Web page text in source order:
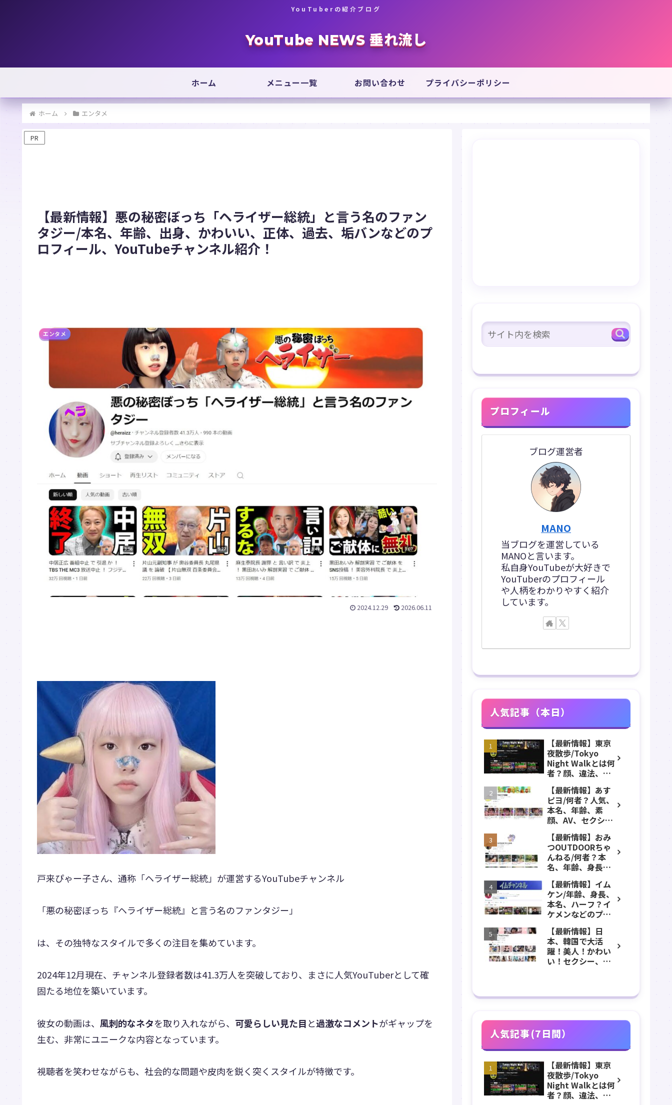
YouTuberの紹介ブログ
YouTube NEWS 垂れ流し
ホーム メニュー一覧 お問い合わせ プライバシーポリシー
ホーム エンタメ
PR
【最新情報】悪の秘密ぼっち「ヘライザー総統」と言う名のファン
タジー/本名、年齢、出身、かわいい、正体、過去、垢バンなどのプ
ロフィール、YouTubeチャンネル紹介！
エンタメ
2024.12.29 2026.06.11
戸来ぴゃー子さん、通称「ヘライザー総統」が運営するYouTubeチャンネル
「悪の秘密ぼっち『ヘライザー総統』と言う名のファンタジー」
は、その独特なスタイルで多くの注目を集めています。
2024年12月現在、チャンネル登録者数は41.3万人を突破しており、まさに人気YouTuberとして確
固たる地位を築いています。
彼女の動画は、 風刺的なネタを取り入れながら、 可愛らしい見た目と過激なコメントがギャップを
生む、非常にユニークな内容となっています。
視聴者を笑わせながらも、社会的な問題や皮肉を鋭く突くスタイルが特徴です。
プロフィール
ブログ運営者
MANO
当ブログを運営している
MANOと言います。
私自身YouTubeが大好きで
YouTuberのプロフィール
や人柄をわかりやすく紹介
しています。
人気記事（本日）
【最新情報】東京
夜散歩/Tokyo
Night Walkとは何
者？顔、違法、逮
久保公園、本名、
年齢、誕生日、職
業、かわいい、彼
女などのプロフィ
ール、YouTubeチ
ャンネル紹介！
【最新情報】あす
ピヨ/何者？人気、
本名、年齢、素
顔、AV、セクシ
る、身長、出身、
学歴、経歴、仕事
のプロフィール、
YouTubeチャンネ
ル紹介！
【最新情報】おみ
つOUTDOORちゃ
んねる/何者？本
名、年齢、身長、
結婚、アンチにつ
いてプロフィー
ル、チャンネル紹
介！
【最新情報】イム
ケン/年齢、身長、
本名、ハーフ？イ
ケメンなどのプロ
YouTubeチャンネ
ル紹介！
【最新情報】日
本、韓国で大活
躍！美人！かわい
い！セクシー、표
ズ、カップ、経
などのプロフィー
ル、チャンネル紹
介！
人気記事(7日間）
【最新情報】東京
夜散歩/Tokyo
Night Walkとは何
者？顔、違法、逮